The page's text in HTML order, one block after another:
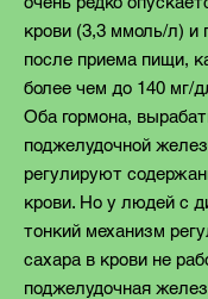
крови (3,3 ммоль/л) и
после приема пищи,
более чем до 140 мг/
Оба гормона,
поджелудочной
регулируют
крови. Но у людей с
тонкий механизм
сахара в крови не
поджелудочная